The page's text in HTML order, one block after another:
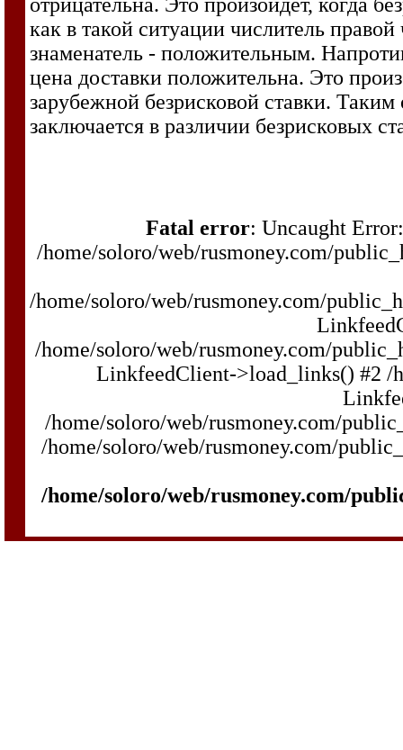
отрицательна. Это произойдет, когда
как в такой ситуации числитель
знаменатель - положительным.
цена доставки положительна. Это
зарубежной безрисковой ставки.
заключается в различии безрисковых
Fatal error: Uncaught
/home/soloro/web/rusmoney.com/
/home/soloro/web/rusmoney.com/
/home/soloro/web/rusmoney.com/
LinkfeedClient->load_links() #2 /
/home/soloro/web/rusmoney.com/
/home/soloro/web/rusmoney.com/
/home/soloro/web/rusmoney.com/